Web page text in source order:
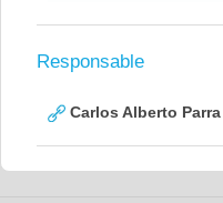
Responsable
Carlos Alberto